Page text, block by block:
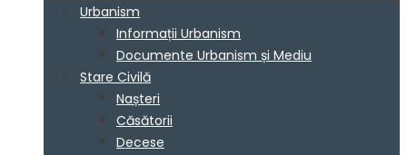
Urbanism
Informații Urbanism
Documente Urbanism și Mediu
Stare Civilă
Nașteri
Căsătorii
Decese